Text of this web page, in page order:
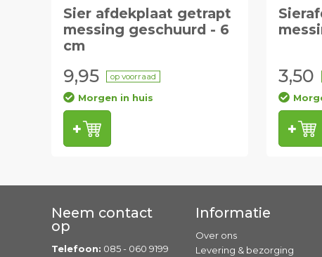
Sier afdekplaat getrapt
messing geschuurd - 6
cm
9,95 op voorraad
Morgen in huis
3,50
Neem contact
op
Telefoon: 085 - 060 9199
Informatie
Over ons
Levering & bezorging